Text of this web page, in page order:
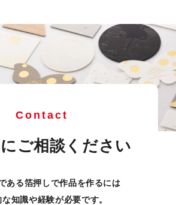
Contact
ご相談ください
ある箔押しで作品を作るには
知識や経験が必要です。